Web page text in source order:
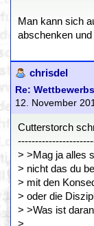
Man kann sich
abschenken
chrisdel
Re:
12. November
Cutterstorch
> >Mag ja alles
> nicht das du
> mit den
> oder die
> >Was ist